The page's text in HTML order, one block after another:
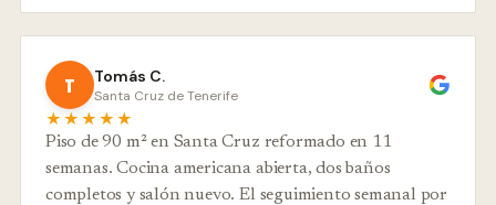
T Tomás C.
Santa Cruz de Tenerife
★★★★★
Piso de 90 m² en Santa Cruz reformado en 11
semanas. Cocina americana abierta, dos baños
completos y salón nuevo. El seguimiento semanal por